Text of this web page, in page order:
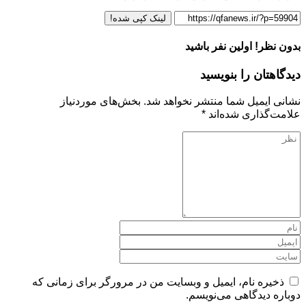
لینک کپی شده!
بدون نظر! اولین نفر باشید
دیدگاهتان را بنویسید
نشانی ایمیل شما منتشر نخواهد شد. بخش‌های موردنیاز
علامت‌گذاری شده‌اند *
ذخیره نام، ایمیل و وبسایت من در مرورگر برای زمانی که
دوباره دیدگاهی می‌نویسم.